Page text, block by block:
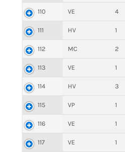
110 VE 4
111 HV 1
112 MC 2
113 VE 1
114 HV 3
115 VP 1
116 VE 1
117 VE 1